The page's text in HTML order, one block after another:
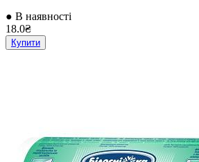
● В наявності
18.0₴
Купити